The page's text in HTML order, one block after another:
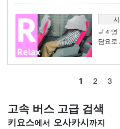
4 열
담요로
1 2 3
고속 버스 고급 검색
키요스 오사카시